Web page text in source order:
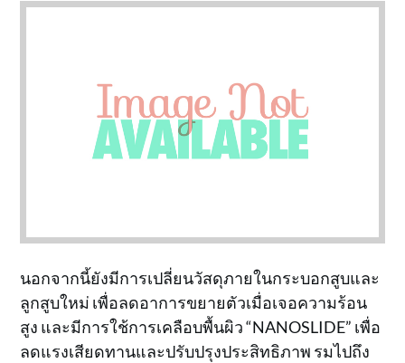
นอกจากนี้ยังมีการเปลี่ยนวัสดุภายในกระบอกสูบและ
ลูกสูบใหม่ เพื่อลดอาการขยายตัวเมื่อเจอความร้อน
สูง และมีการใช้การเคลือบพื้นผิว “NANOSLIDE” เพื่อ
ลดแรงเสียดทานและปรับปรุงประสิทธิภาพ รมไปถึง